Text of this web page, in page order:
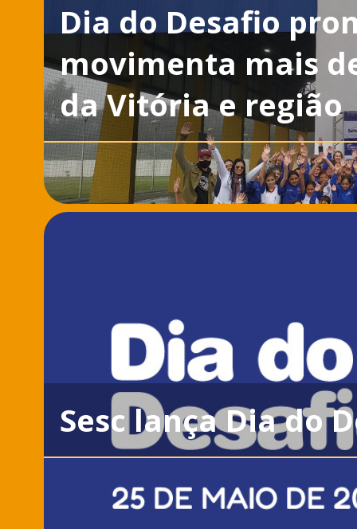
Dia do Desafio
movimenta mais
da Vitória e região
Sesc lança Dia do